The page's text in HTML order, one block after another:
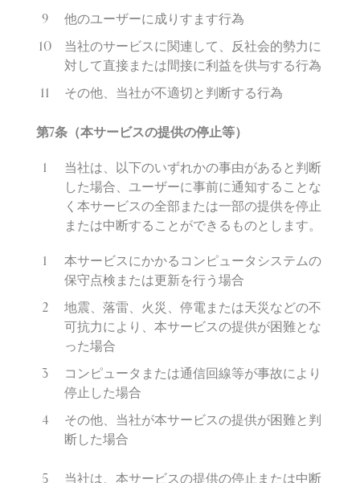
他のユーザーに成りすます行為
当社のサービスに関連して、反社会的勢力に
対して直接または間接に利益を供与する行為
その他、当社が不適切と判断する行為
第7条（本サービスの提供の停止等）
当社は、以下のいずれかの事由があると判断
した場合、ユーザーに事前に通知することな
く本サービスの全部または一部の提供を停止
または中断することができるものとします。
本サービスにかかるコンピュータシステムの
保守点検または更新を行う場合
地震、落雷、火災、停電または天災などの不
可抗力により、本サービスの提供が困難とな
った場合
コンピュータまたは通信回線等が事故により
停止した場合
その他、当社が本サービスの提供が困難と判
断した場合
当社は、本サービスの提供の停止または中断